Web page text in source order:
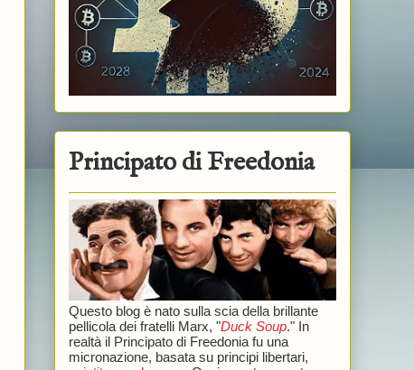
Principato di Freedonia
Questo blog è nato sulla scia della brillante
pellicola dei fratelli Marx, "Duck Soup." In
realtà il Principato di Freedonia fu una
micronazione, basata su principi libertari,